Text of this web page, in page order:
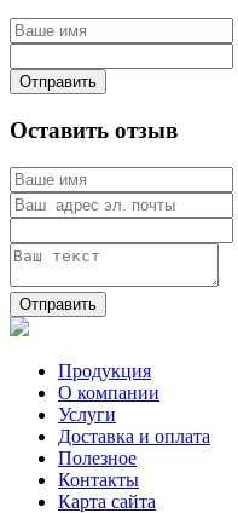
Отправить
Оставить отзыв
Отправить
Продукция
О компании
Услуги
Доставка и оплата
Полезное
Контакты
Карта сайта